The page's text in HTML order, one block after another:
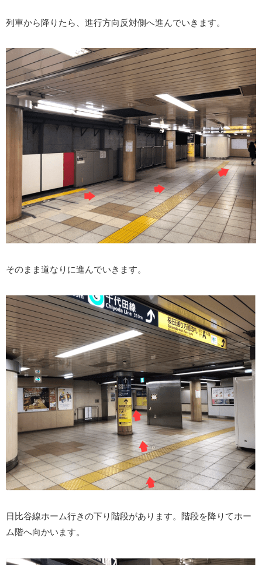
列車から降りたら、進行方向反対側へ進んでいきます。
そのまま道なりに進んでいきます。
日比谷線ホーム行きの下り階段があります。階段を降りてホー
ム階へ向かいます。